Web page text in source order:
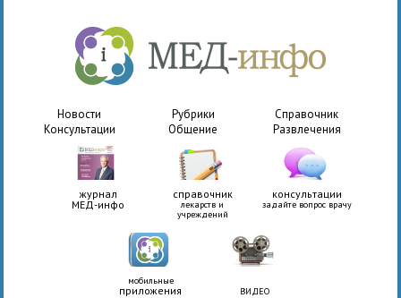
Новости Рубрики
Справочник
Консультации
Общение Развлечения
журнал
МЕД-инфо
справочник
лекарств и
учреждений
консультации
задайте вопрос врачу
мобильные
приложения ВИДЕО